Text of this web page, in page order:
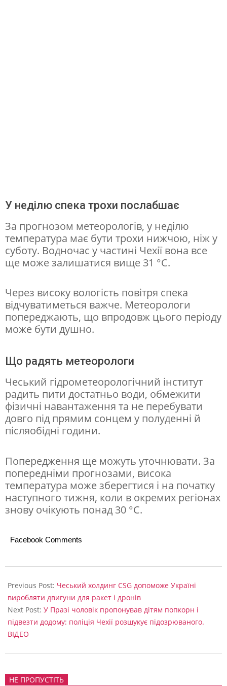
р
а
м
о
ж
п
е
р
в
и
щ
и
т
3
4
г
р
д
и
У неділю спека трохи послабшає
За прогнозом метеорологів, у неділю
температура має бути трохи нижчою, ніж у
суботу. Водночас у частині Чехії вона все
ще може залишатися вище 31 °C.
Через високу вологість повітря спека
відчуватиметься важче. Метеорологи
попереджають, що впродовж цього періоду
може бути душно.
Що радять метеорологи
Чеський гідрометеорологічний інститут
радить пити достатньо води, обмежити
фізичні навантаження та не перебувати
довго під прямим сонцем у полуденні й
післяобідні години.
Попередження ще можуть уточнювати. За
попередніми прогнозами, висока
температура може зберегтися і на початку
наступного тижня, коли в окремих регіонах
знову очікують понад 30 °C.
Facebook Comments
06-
17
Previous Post: Чеський холдинг CSG допоможе Україні
виробляти двигуни для ракет і дронів
Next Post: У Празі чоловік пропонував дітям попкорн і
підвезти додому: поліція Чехії розшукує підозрюваного.
ВІДЕО
НЕ ПРОПУСТІТЬ